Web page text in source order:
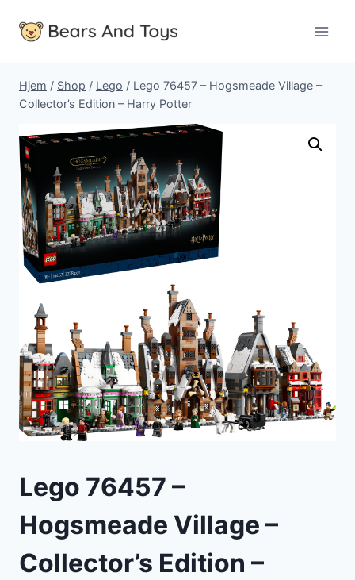
Hjem / Shop / Lego / Lego 76457 – Hogsmeade Village –
Collector’s Edition – Harry Potter
Lego 76457 –
Hogsmeade Village –
Collector’s Edition –